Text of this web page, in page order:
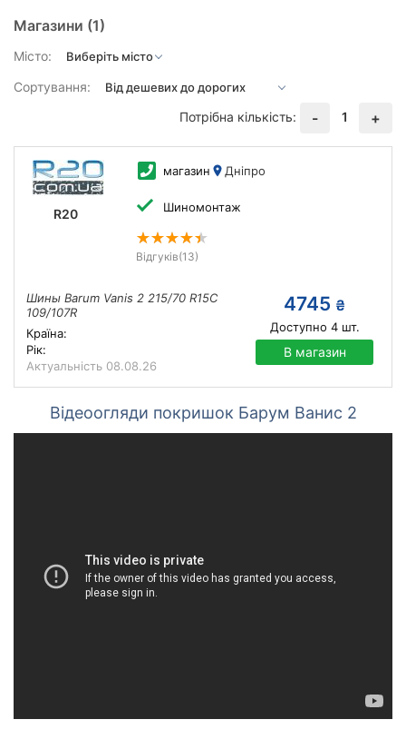
Магазини (1)
Місто:
Сортування:
Потрібна кількість:
- 1 +
R20
магазин Дніпро
Шиномонтаж
Відгуків(13)
Шины Barum Vanis 2 215/70 R15C
109/107R
Країна:
Рік:
Актуальність 08.08.26
4745 ₴
Доступно 4шт.
В магазин
Відеоогляди покришок Барум Ванис 2